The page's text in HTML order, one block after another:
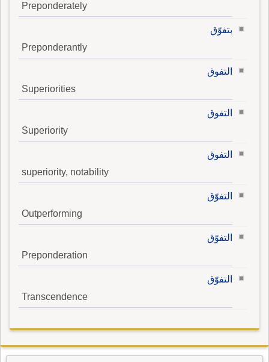
Preponderately
بتفوّق
Preponderantly
التفوق
Superiorities
التفوق
Superiority
التفوق
superiority, notability
التفوّق
Outperforming
التفوّق
Preponderation
التفوّق
Transcendence